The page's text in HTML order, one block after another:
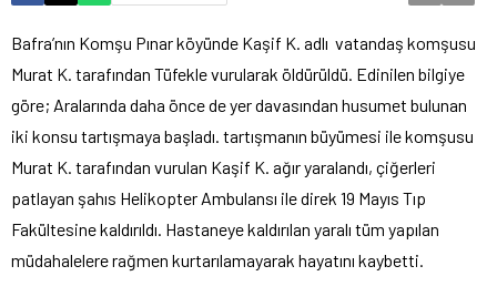
Bafra’nın Komşu Pınar köyünde Kaşif K. adlı vatandaş komşusu
Murat K. tarafından Tüfekle vurularak öldürüldü. Edinilen bilgiye
göre; Aralarında daha önce de yer davasından husumet bulunan
iki konsu tartışmaya başladı. tartışmanın büyümesi ile komşusu
Murat K. tarafından vurulan Kaşif K. ağır yaralandı, çiğerleri
patlayan şahıs Helikopter Ambulansı ile direk 19 Mayıs Tıp
Fakültesine kaldırıldı. Hastaneye kaldırılan yaralı tüm yapılan
müdahalelere rağmen kurtarılamayarak hayatını kaybetti.